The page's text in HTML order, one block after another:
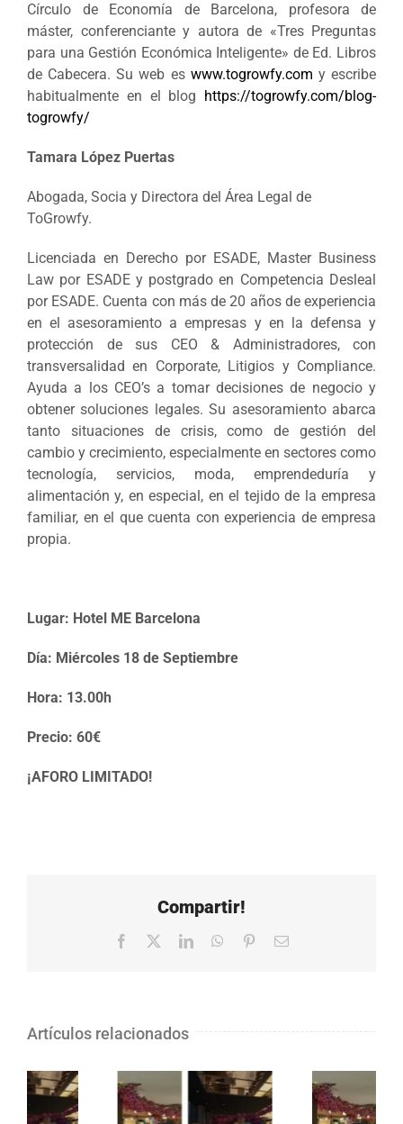
Círculo de Economía de Barcelona, profesora de
máster, conferenciante y autora de «Tres Preguntas
para una Gestión Económica Inteligente» de Ed. Libros
de Cabecera. Su web es www.togrowfy.com y escribe
habitualmente en el blog https://togrowfy.com/blog-
togrowfy/
Tamara López Puertas
Abogada, Socia y Directora del Área Legal de
ToGrowfy.
Licenciada en Derecho por ESADE, Master Business
Law por ESADE y postgrado en Competencia Desleal
por ESADE. Cuenta con más de 20 años de experiencia
en el asesoramiento a empresas y en la defensa y
protección de sus CEO & Administradores, con
transversalidad en Corporate, Litigios y Compliance.
Ayuda a los CEO’s a tomar decisiones de negocio y
obtener soluciones legales. Su asesoramiento abarca
tanto situaciones de crisis, como de gestión del
cambio y crecimiento, especialmente en sectores como
tecnología, servicios, moda, emprendeduría y
alimentación y, en especial, en el tejido de la empresa
familiar, en el que cuenta con experiencia de empresa
propia.
Lugar: Hotel ME Barcelona
Día: Miércoles 18 de Septiembre
Hora: 13.00h
Precio: 60€
¡AFORO LIMITADO!
Compartir!
Facebook LinkedInWhatsApp
PinterestCorreo
Artículos relacionados